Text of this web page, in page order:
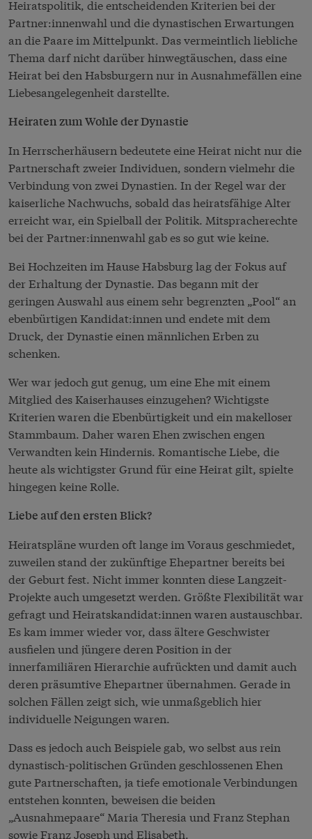
Heiratspolitik, die entscheidenden Kriterien bei der
Partner:innenwahl und die dynastischen Erwartungen
an die Paare im Mittelpunkt. Das vermeintlich liebliche
Thema darf nicht darüber hinwegtäuschen, dass eine
Heirat bei den Habsburgern nur in Ausnahmefällen eine
Liebesangelegenheit darstellte.
Heiraten zum Wohle der Dynastie
In Herrscherhäusern bedeutete eine Heirat nicht nur die
Partnerschaft zweier Individuen, sondern vielmehr die
Verbindung von zwei Dynastien. In der Regel war der
kaiserliche Nachwuchs, sobald das heiratsfähige Alter
erreicht war, ein Spielball der Politik. Mitspracherechte
bei der Partner:innenwahl gab es so gut wie keine.
Bei Hochzeiten im Hause Habsburg lag der Fokus auf
der Erhaltung der Dynastie. Das begann mit der
geringen Auswahl aus einem sehr begrenzten „Pool“ an
ebenbürtigen Kandidat:innen und endete mit dem
Druck, der Dynastie einen männlichen Erben zu
schenken.
Wer war jedoch gut genug, um eine Ehe mit einem
Mitglied des Kaiserhauses einzugehen? Wichtigste
Kriterien waren die Ebenbürtigkeit und ein makelloser
Stammbaum. Daher waren Ehen zwischen engen
Verwandten kein Hindernis. Romantische Liebe, die
heute als wichtigster Grund für eine Heirat gilt, spielte
hingegen keine Rolle.
Liebe auf den ersten Blick?
Heiratspläne wurden oft lange im Voraus geschmiedet,
zuweilen stand der zukünftige Ehepartner bereits bei
der Geburt fest. Nicht immer konnten diese Langzeit-
Projekte auch umgesetzt werden. Größte Flexibilität war
gefragt und Heiratskandidat:innen waren austauschbar.
Es kam immer wieder vor, dass ältere Geschwister
ausfielen und jüngere deren Position in der
innerfamiliären Hierarchie aufrückten und damit auch
deren präsumtive Ehepartner übernahmen. Gerade in
solchen Fällen zeigt sich, wie unmaßgeblich hier
individuelle Neigungen waren.
Dass es jedoch auch Beispiele gab, wo selbst aus rein
dynastisch-politischen Gründen geschlossenen Ehen
gute Partnerschaften, ja tiefe emotionale Verbindungen
entstehen konnten, beweisen die beiden
„Ausnahmepaare“ Maria Theresia und Franz Stephan
sowie Franz Joseph und Elisabeth.